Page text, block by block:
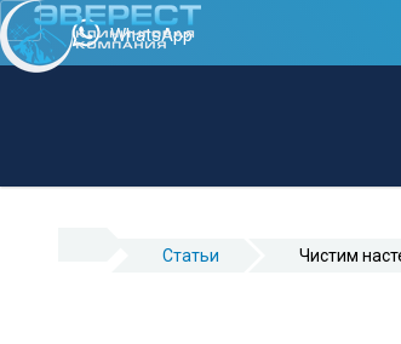
WhatsApp
Cтатьи Чистим